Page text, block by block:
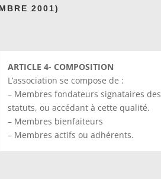
2001)
ARTICLE 4- COMPOSITION
L’association se compose de :
– Membres fondateurs signataires des
statuts, ou accédant à cette qualité.
– Membres bienfaiteurs
– Membres actifs ou adhérents.